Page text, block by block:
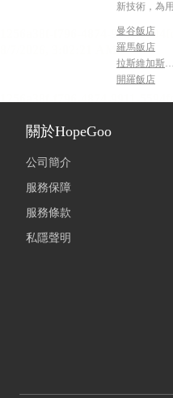
新技術，為
曼谷飯店
羅馬飯店
拉斯維加斯飯店
開羅飯店
關於HopeGoo
公司簡介
服務保障
服務條款
私隱聲明